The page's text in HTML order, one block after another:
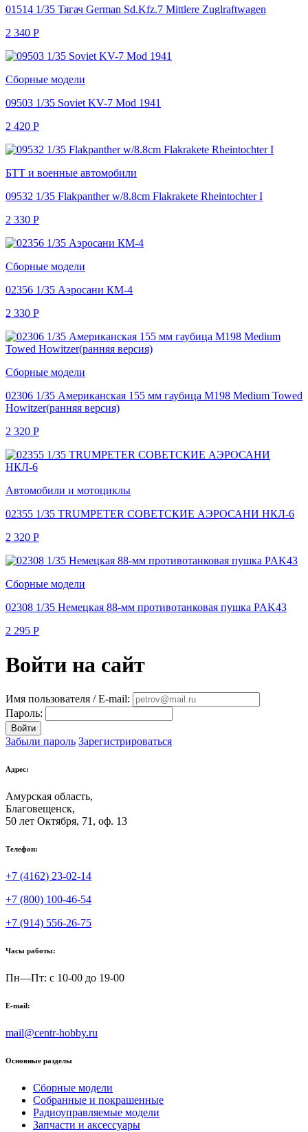
01514 1/35 Тягач German Sd.Kfz.7 Mittlere Zuglraftwagen
2 340 Р
Сборные модели
09503 1/35 Soviet KV-7 Mod 1941
2 420 Р
БТТ и военные автомобили
09532 1/35 Flakpanther w/8.8cm Flakrakete Rheintochter I
2 330 Р
Сборные модели
02356 1/35 Аэросани КМ-4
2 330 Р
Сборные модели
02306 1/35 Американская 155 мм гаубица M198 Medium Towed
Howitzer(ранняя версия)
2 320 Р
Автомобили и мотоциклы
02355 1/35 TRUMPETER СОВЕТСКИЕ АЭРОСАНИ НКЛ-6
2 320 Р
Сборные модели
02308 1/35 Немецкая 88-мм противотанковая пушка PAK43
2 295 Р
Войти на сайт
Имя пользователя / E-mail:
Пароль:
Войти
Забыли пароль Зарегистрироваться
Адрес:
Амурская область,
Благовещенск,
50 лет Октября, 71, оф. 13
Телефон:
+7 (4162) 23-02-14
+7 (800) 100-46-54
+7 (914) 556-26-75
Часы работы:
Пн—Пт: с 10-00 до 19-00
E-mail:
mail@centr-hobby.ru
Основные разделы
Сборные модели
Собранные и покрашенные
Радиоуправляемые модели
Запчасти и аксессуары